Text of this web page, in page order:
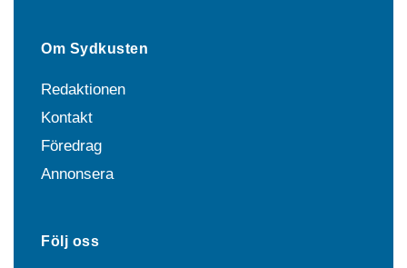
Om Sydkusten
Redaktionen
Kontakt
Föredrag
Annonsera
Följ oss